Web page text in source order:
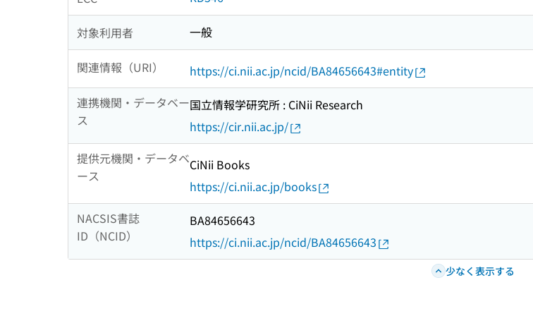
対象利用者 一般
関連情報（URI）
https://ci.nii.ac.jp/ncid/BA84656643#entity
連携機関・データベー
ス
国立情報学研究所 : CiNii Research
https://cir.nii.ac.jp/
提供元機関・データベ
ース
CiNii Books
https://ci.nii.ac.jp/books
NACSIS書誌
ID（NCID）
BA84656643
https://ci.nii.ac.jp/ncid/BA84656643
少なく表示する